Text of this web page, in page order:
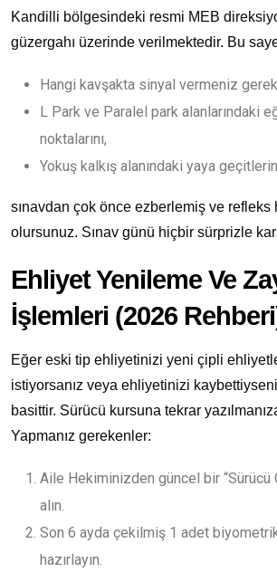
Kandilli bölgesindeki resmi MEB
güzergahı üzerinde verilmektedir. Bu
Hangi kavşakta sinyal vermeniz
L Park ve Paralel park alanlarındaki
noktalarını,
Yokuş kalkış alanındaki yaya
sınavdan çok önce ezberlemiş ve refleks
olursunuz. Sınav günü hiçbir sürprizle
Ehliyet Yenileme Ve
İşlemleri (2026
Eğer eski tip ehliyetinizi yeni çipli
istiyorsanız veya ehliyetinizi
basittir. Sürücü kursuna tekrar
Yapmanız gerekenler:
Aile Hekiminizden güncel bir “Sürücü
alın.
Son 6 ayda çekilmiş 1 adet
hazırlayın.